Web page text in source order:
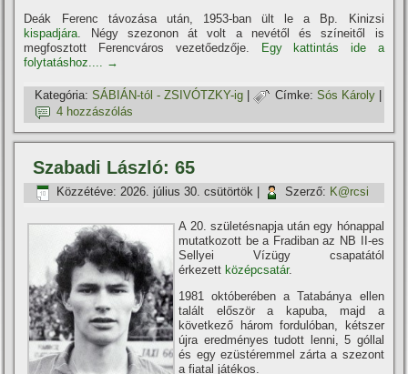
Deák Ferenc távozása után, 1953-ban ült le a Bp. Kinizsi
kispadjára. Négy szezonon át volt a nevétől és szí­neitől is
megfosztott Ferencváros vezetőedzője.
Egy kattintás ide a
folytatáshoz.... →
Kategória: SÁBIÁN-tól - ZSIVÓTZKY-ig | Címke: Sós Károly
4 hozzászólás
Szabadi László: 65
Közzétéve: 2026. július 30. csütörtök Szerző: K@rcsi
A 20. születésnapja után egy hónappal
mutatkozott be a Fradiban az NB II-es
Sellyei Ví­zügy csapatától
érkezett középcsatár.
1981 októberében a Tatabánya ellen
talált először a kapuba, majd a
következő három fordulóban, kétszer
újra eredményes tudott lenni, 5 góllal
és egy ezüstéremmel zárta a szezont
a fiatal játékos.